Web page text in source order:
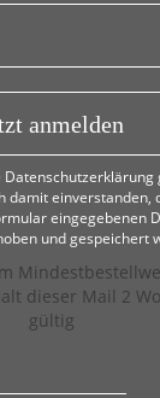
anmelden
Datenschutzerklärung
damit einverstanden,
eingegebenen
und gespeichert
dieser Mail 2
gültig